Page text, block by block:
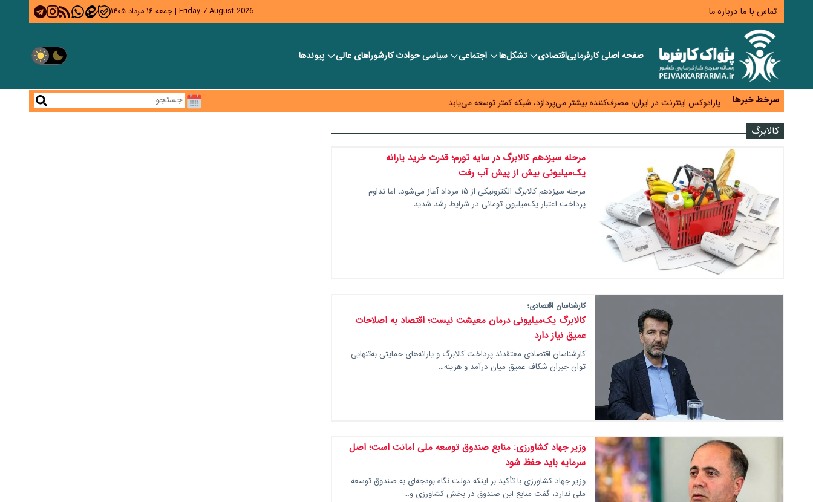
تماس با ما درباره ما Friday 7 August 2026
| جمعه ۱۶ مرداد ۱۴۰۵
صفحه اصلیکارفرماییاقتصادی تشکل‌ها اجتماعی سیاسیحوادث کارشورا‎های عالی پیوندها
سرخط خبرها
زائران اربعین نگران ارز باقی‌مانده نباشند؛ خرید دینار در بانک‌ها و صرافی‌ها
جنگ کریدورها وارد فاز جدید شد؛ سرمایه‌گذاری ۳۴۵ میلیارد دلاری اوراسیا تا ۲۰۳۵
پارادوکس اینترنت در ایران؛ مصرف‌کننده بیشتر می‌پردازد، شبکه کمتر توسعه می‌یابد
معمای تأمین ۸۰ همت معوقات بازنشستگان؛ بانک رفاه وارد میدان شد
کالابرگ
مرحله سیزدهم کالابرگ در سایه تورم؛ قدرت خرید یارانه
یک‌میلیونی بیش از پیش آب رفت
مرحله سیزدهم کالابرگ الکترونیکی از ۱۵ مرداد آغاز می‌شود، اما تداوم
پرداخت اعتبار یک‌میلیون تومانی در شرایط رشد شدید…
کارشناسان اقتصادی؛
کالابرگ یک‌میلیونی درمان معیشت نیست؛ اقتصاد به اصلاحات
عمیق نیاز دارد
کارشناسان اقتصادی معتقدند پرداخت کالابرگ و یارانه‌های حمایتی به‌تنهایی
توان جبران شکاف عمیق میان درآمد و هزینه…
وزیر جهاد کشاورزی: منابع صندوق توسعه ملی امانت است؛ اصل
سرمایه باید حفظ شود
وزیر جهاد کشاورزی با تأکید بر اینکه دولت نگاه بودجه‌ای به صندوق توسعه
ملی ندارد، گفت منابع این صندوق در بخش کشاورزی و…